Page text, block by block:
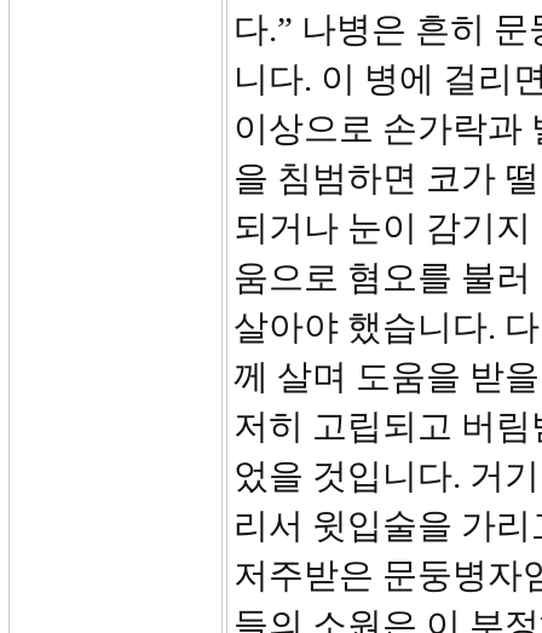
다.” 나병은 흔히
니다. 이 병에 걸리
이상으로 손가락과
을 침범하면 코가
되거나 눈이 감기
움으로 혐오를 불
살아야 했습니다.
께 살며 도움을 받
저히 고립되고 버
었을 것입니다. 거
리서 윗입술을 가리
저주받은 문둥병자
들의 소원은 이 부